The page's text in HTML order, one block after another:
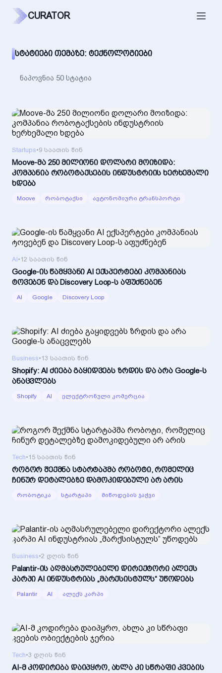
CURATOR
ᲡᲢᲐᲢᲘᲔᲑᲘ ᲗᲔᲛᲐᲖᲔ: ᲢᲔᲥᲜᲝᲚᲝᲒᲘᲔᲑᲘ
ნაპოვნია 50 სტატია
Startups•9 საათის წინ
Moove-მა 250 მილიონი დოლარი მოიზიდა:
კომპანია რობოტაქსების ინდუსტრიის ხერხემალი
ხდება
Moove რობოტაქსი ავტონომიური ტრანსპორტი
AI•12 საათის წინ
Google-ის წამყვანი AI ექსპერტები კომპანიას
ტოვებენ და Discovery Loop-ს აფუძნებენ
AI Google Discovery Loop
Business•13 საათის წინ
Shopify: AI ძიება გაყიდვებს ზრდის და არა Google-ს
ანაცვლებს
Shopify AI ელექტრონული კომერცია
Tech•15 საათის წინ
როგორ შექმნა სტარტაპმა რობოტი, რომელიც
ჩინურ დეტალებზე დამოკიდებული არ არის
რობოტიკა სტარტაპი მიწოდების ჯაჭვი
Business•2 დღის წინ
Palantir-ის აღმასრულებელი დირექტორი ალექს
კარპი AI ინდუსტრიას „მარქსისტულს“ უწოდებს
Palantir AI ალექს კარპი
Tech•3 დღის წინ
AI-მ კოდირება დაიპყრო, ახლა კი სწრაფი კვების